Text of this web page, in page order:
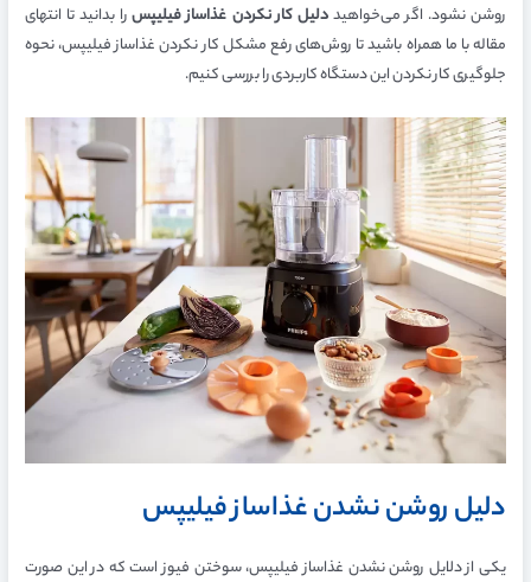
روشن نشود. اگر می‌خواهیددلیل کار نکردن غذاساز فیلیپسرا بدانید تا انتهای
مقاله با ما همراه باشید تا روش‌های رفع مشکل کار نکردن غذاساز فیلیپس، نحوه
جلوگیری کار نکردن این دستگاه کاربردی را بررسی کنیم.
دلیل روشن نشدن غذاساز فیلیپس
یکی از دلایل روشن نشدن غذاساز فیلیپس، سوختن فیوز است که در این صورت